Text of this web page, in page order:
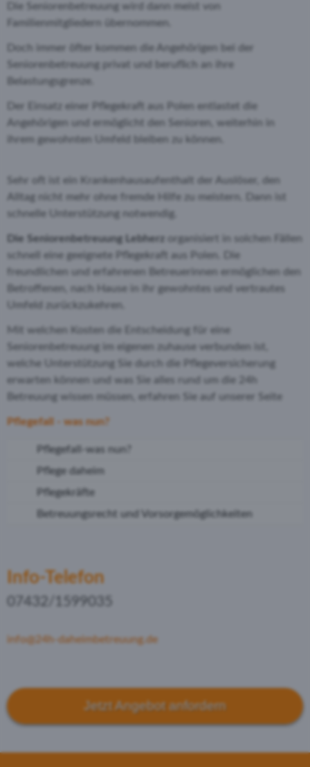
Die Seniorenbetreuung wird dann meist von
Familienmitgliedern übernommen.
Doch immer öfter kommen die Angehörigen bei der
Seniorenbetreuung privat und beruflich an ihre
Belastungsgrenze.
Der Einsatz einer Pflegekraft aus Polen entlastet die
Angehörigen und ermöglicht den Senioren, weiterhin in
ihrem gewohnten Umfeld bleiben zu können.
Sehr oft ist ein Krankenhausaufenthalt der Auslöser, den
Alltag nicht mehr ohne fremde Hilfe zu meistern. Dann ist
schnelle Unterstützung notwendig.
Die Seniorenbetreuung Lebherz
organisiert in solchen Fällen
schnell eine geeignete Pflegekraft aus Polen. Die
freundlichen und erfahrenen Betreuerinnen ermöglichen den
Betroffenen, nach Hause in ihr gewohntes und vertrautes
Umfeld zurückzukehren.
Mit welchen Kosten die Entscheidung für eine
Seniorenbetreuung im eigenen zuhause verbunden ist,
welche Unterstützung Sie durch die Pflegeversicherung
erwarten können und was Sie alles rund um die 24h
Betreuung wissen müssen, erfahren Sie auf unserer Seite
Pflegefall - was nun?
Pflegefall-was nun?
Pflege daheim
Pflegekräfte
Betreuungsrecht und Vorsorgemöglichkeiten
Info-Telefon
07432/1599035
info@24h-daheimbetreuung.de
Jetzt Angebot anfordern